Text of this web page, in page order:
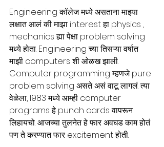
Engineering कॉलेज मध्ये असताना माझ्या
लक्षात आलं की माझा interest हा physics ,
mechanics ह्या पेक्षा problem solving
मध्ये होता. Engineering च्या तिसऱ्या वर्षात
माझी computers शी ओळख झाली.
Computer programming म्हणजे pure
problem solving असते असं वाटू लागलं. त्या
वेळेला, l983 मध्ये आम्ही computer
programs हे punch cards वापरून
लिहायचो. आजच्या तुलनेत हे फार अवघड काम होतं
पण ते करण्यात फार excitement होती.